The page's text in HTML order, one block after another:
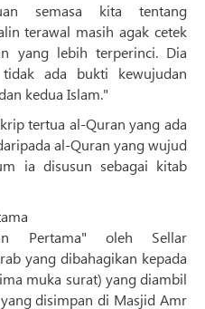
semasa kita tentang
terawal masih agak cetek
yang lebih terperinci. Dia
ada bukti kewujudan
kedua Islam."
tertua al-Quran yang ada
al-Quran yang wujud
ia disusun sebagai kitab
Pertama" oleh Sellar
yang dibahagikan kepada
muka surat) yang diambil
disimpan di Masjid Amr